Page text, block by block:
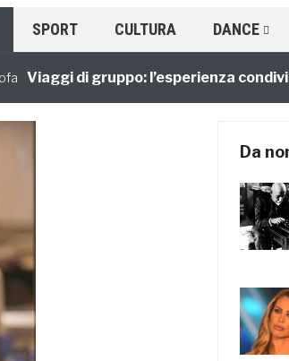
SPORT CULTURA DANCE
di gruppo: l’esperienza condivisa
Da